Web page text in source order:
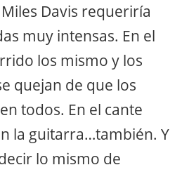
Davis requeriría
muy intensas. En el
los mismo y los
quejan de que los
todos. En el cante
la guitarra…también. Y
lo mismo de